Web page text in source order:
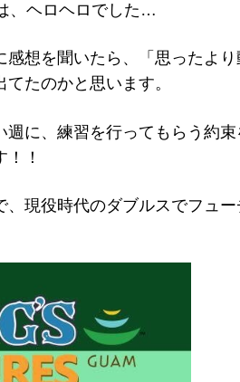
、ヘロヘロでした…
感想を聞いたら、「思ったよ
たのかと思います。
週に、練習を行ってもらう約
！
、現役時代のダブルスでフュ